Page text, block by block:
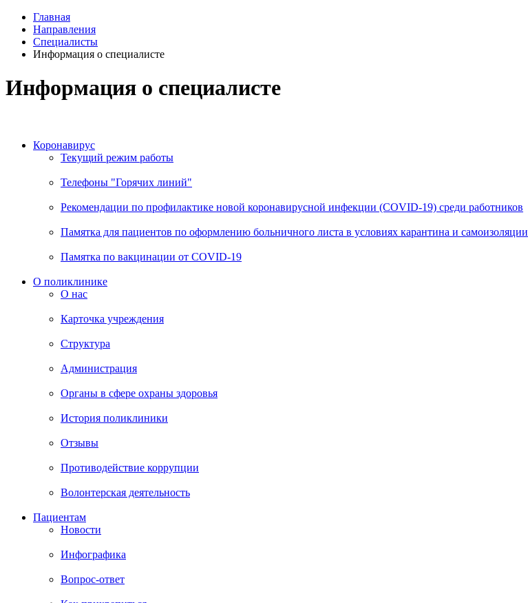
Главная
Направления
Специалисты
Информация о специалисте
Информация о специалисте
Коронавирус
Текущий режим работы
Телефоны "Горячих линий"
Рекомендации по профилактике новой коронавирусной инфекции (COVID-19) среди работников
Памятка для пациентов по оформлению больничного листа в условиях карантина и самоизоляции
Памятка по вакцинации от COVID-19
О поликлинике
О нас
Карточка учреждения
Структура
Администрация
Органы в сфере охраны здоровья
История поликлиники
Отзывы
Противодействие коррупции
Волонтерская деятельность
Пациентам
Новости
Инфографика
Вопрос-ответ